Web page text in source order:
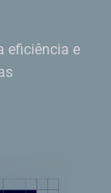
eficiência e